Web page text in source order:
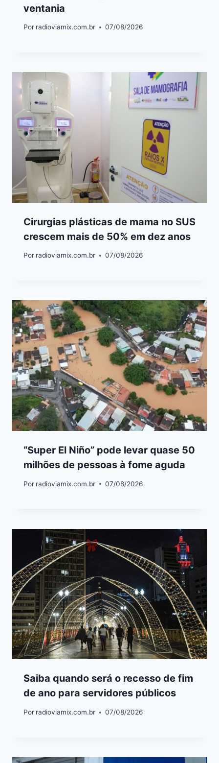
ventania
Por radioviamix.com.br 07/08/2026
Cirurgias plásticas de mama no SUS
crescem mais de 50% em dez anos
Por radioviamix.com.br 07/08/2026
“Super El Niño” pode levar quase 50
milhões de pessoas à fome aguda
Por radioviamix.com.br 07/08/2026
Saiba quando será o recesso de fim
de ano para servidores públicos
Por radioviamix.com.br 07/08/2026